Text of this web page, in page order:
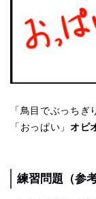
「鳥目でぶっちぎ
「おっぱい」オピ
練習問題（参